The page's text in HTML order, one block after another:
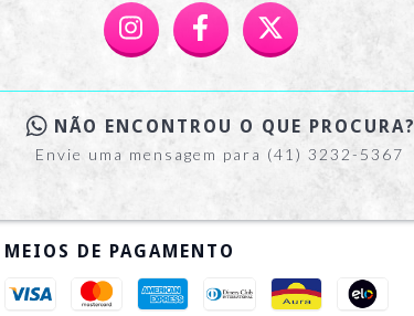
NÃO ENCONTROU O QUE PROCURA?
Envie uma mensagem para (41) 3232-5367
MEIOS DE PAGAMENTO